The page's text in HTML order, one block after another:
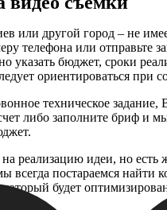
или другой город – не
телефона или отправьте
указать бюджет, сроки
ориентироваться при
техническое
либо заполните бриф и
реализацию идеи, но есть
всегда постараемся найти
будет